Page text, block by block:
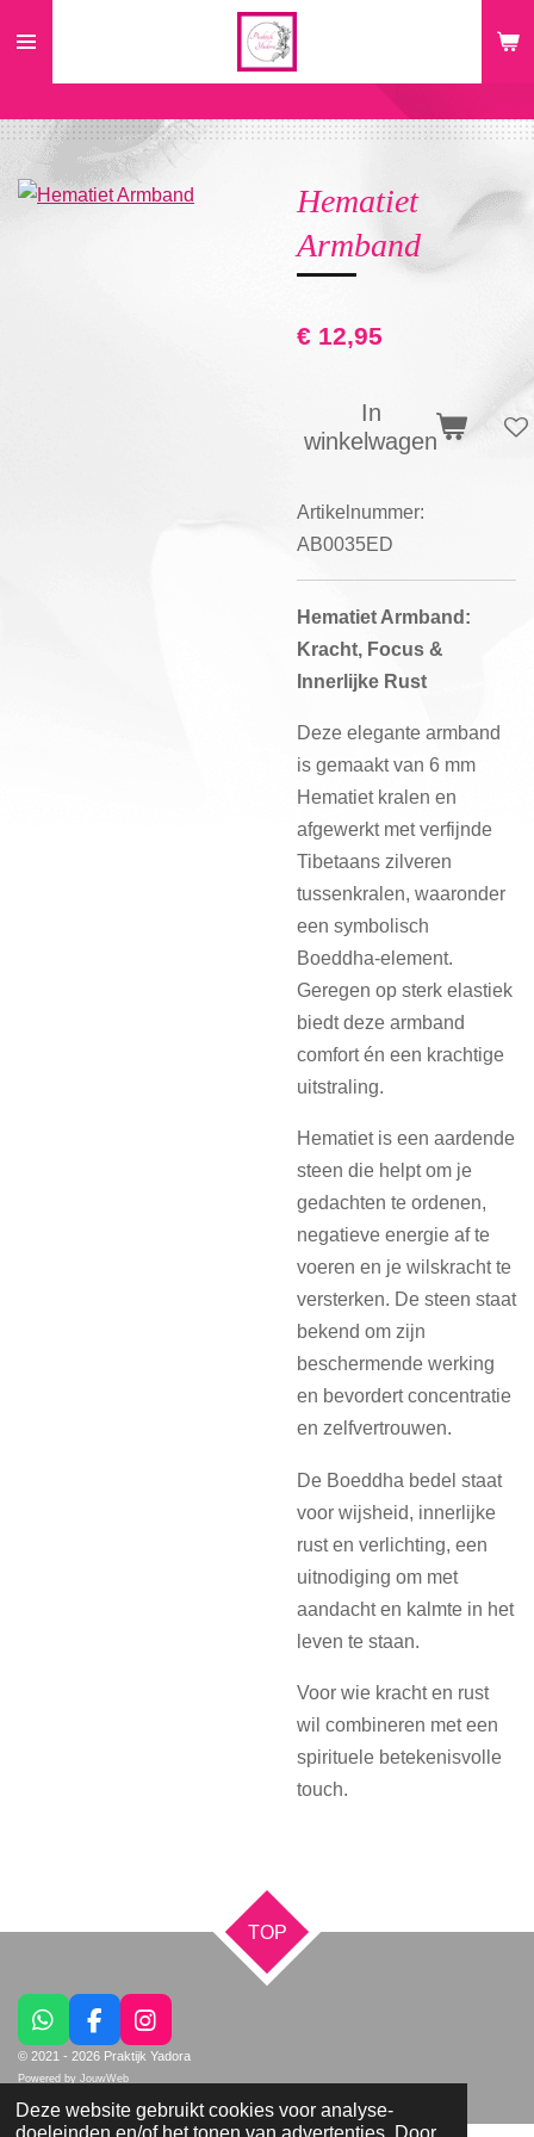
Deze website gebruikt cookies voor analyse-
doeleinden en/of het tonen van advertenties. Door
de
hoofdinhoud
Hematiet
Armband
€ 12,95
In
winkelwagen
Artikelnummer:
AB0035ED
Hematiet Armband:
Kracht, Focus &
Innerlijke Rust
Deze elegante armband
is gemaakt van 6 mm
Hematiet kralen en
afgewerkt met verfijnde
Tibetaans zilveren
tussenkralen, waaronder
een symbolisch
Boeddha-element.
Geregen op sterk elastiek
biedt deze armband
comfort én een krachtige
uitstraling.
Hematiet is een aardende
steen die helpt om je
gedachten te ordenen,
negatieve energie af te
voeren en je wilskracht te
versterken. De steen staat
bekend om zijn
beschermende werking
en bevordert concentratie
en zelfvertrouwen.
De Boeddha bedel staat
voor wijsheid, innerlijke
rust en verlichting, een
uitnodiging om met
aandacht en kalmte in het
leven te staan.
Voor wie kracht en rust
wil combineren met een
spirituele betekenisvolle
touch.
TOP
W
h
a
s
F
a
c
b
I
n
a
© 2021 - 2026 Praktijk Yadora
Powered by JouwWeb